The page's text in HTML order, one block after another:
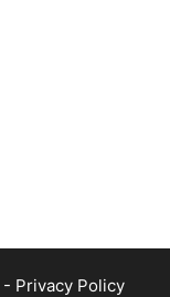
- Privacy Policy